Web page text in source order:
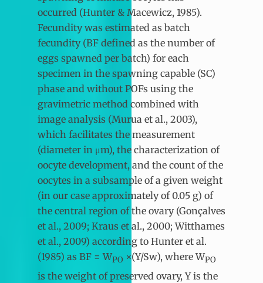
occurred (Hunter & Macewicz, 1985).
Fecundity was estimated as batch
fecundity (BF defined as the number of
eggs spawned per batch) for each
specimen in the spawning capable (SC)
phase and without POFs using the
gravimetric method combined with
image analysis (Murua et al., 2003),
which facilitates the measurement
(diameter in μm), the characterization of
oocyte development, and the count of the
oocytes in a subsample of a given weight
(in our case approximately of 0.05 g) of
the central region of the ovary (Gonçalves
et al., 2009; Kraus et al., 2000; Witthames
et al., 2009) according to Hunter et al.
(1985) as BF = WPO ×(Y/Sw), where WPO
is the weight of preserved ovary, Y is the